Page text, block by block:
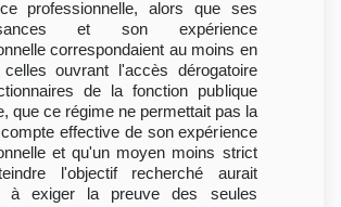
professionnelle, alors que ses
et son expérience
correspondaient au moins en
ouvrant l'accès dérogatoire
de la fonction publique
que ce régime ne permettait pas la
effective de son expérience
et qu'un moyen moins strict
l'objectif recherché aurait
à exiger la preuve des seules